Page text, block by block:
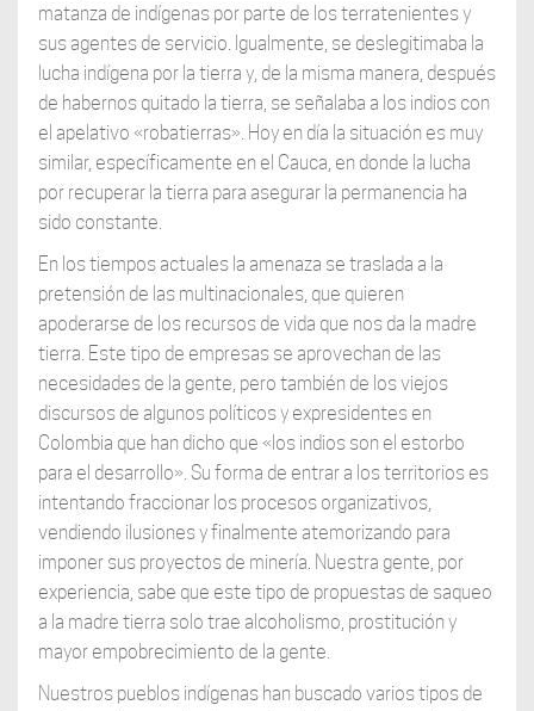
matanza de indígenas por parte de los terratenientes y
sus agentes de servicio. Igualmente, se deslegitimaba la
lucha indígena por la tierra y, de la misma manera, después
de habernos quitado la tierra, se señalaba a los indios con
el apelativo «robatierras». Hoy en día la situación es muy
similar, específicamente en el Cauca, en donde la lucha
por recuperar la tierra para asegurar la permanencia ha
sido constante.
En los tiempos actuales la amenaza se traslada a la
pretensión de las multinacionales, que quieren
apoderarse de los recursos de vida que nos da la madre
tierra. Este tipo de empresas se aprovechan de las
necesidades de la gente, pero también de los viejos
discursos de algunos políticos y expresidentes en
Colombia que han dicho que «los indios son el estorbo
para el desarrollo». Su forma de entrar a los territorios es
intentando fraccionar los procesos organizativos,
vendiendo ilusiones y finalmente atemorizando para
imponer sus proyectos de minería. Nuestra gente, por
experiencia, sabe que este tipo de propuestas de saqueo
a la madre tierra solo trae alcoholismo, prostitución y
mayor empobrecimiento de la gente.
Nuestros pueblos indígenas han buscado varios tipos de